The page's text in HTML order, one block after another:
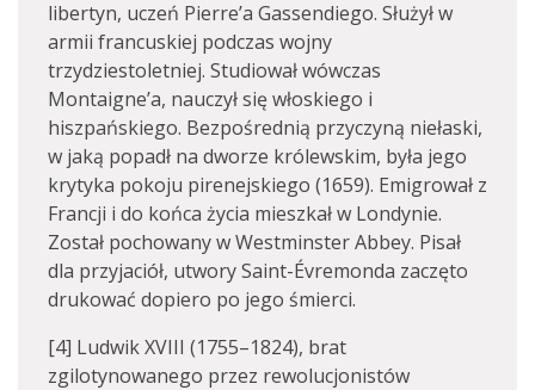
libertyn, uczeń Pierre’a Gassendiego. Służył w
armii francuskiej podczas wojny
trzydziestoletniej. Studiował wówczas
Montaigne’a, nauczył się włoskiego i
hiszpańskiego. Bezpośrednią przyczyną niełaski,
w jaką popadł na dworze królewskim, była jego
krytyka pokoju pirenejskiego (1659). Emigrował z
Francji i do końca życia mieszkał w Londynie.
Został pochowany w Westminster Abbey. Pisał
dla przyjaciół, utwory Saint-Évremonda zaczęto
drukować dopiero po jego śmierci.
[4] Ludwik XVIII (1755–1824), brat
zgilotynowanego przez rewolucjonistów